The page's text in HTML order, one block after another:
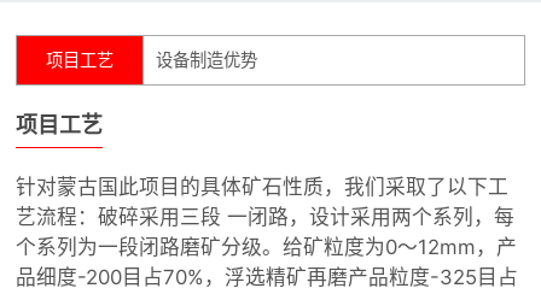
项目工艺 设备制造优势
项目工艺
针对蒙古国此项目的具体矿石性质，我们采取了以下工
艺流程：破碎采用三段 一闭路，设计采用两个系列，每
个系列为一段闭路磨矿分级。给矿粒度为0～12mm，产
品细度-200目占70%，浮选精矿再磨产品粒度-325目占